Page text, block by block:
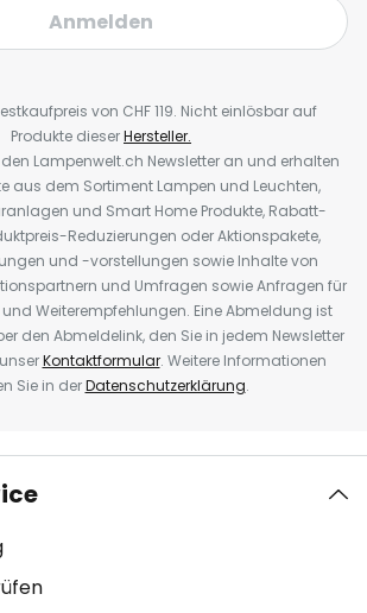
Anmelden
von CHF 119. Nicht einlösbar auf
Produkte dieserHersteller.
Lampenwelt.ch Newsletter an und erhalten
aus dem Sortiment Lampen und Leuchten,
und Smart Home Produkte, Rabatt-
Reduzierungen oder Aktionspakete,
und -vorstellungen sowie Inhalte von
und Umfragen sowie Anfragen für
Weiterempfehlungen. Eine Abmeldung ist
den Abmeldelink, den Sie in jedem Newsletter
Kontaktformular. Weitere Informationen
Sie in derDatenschutzerklärung.